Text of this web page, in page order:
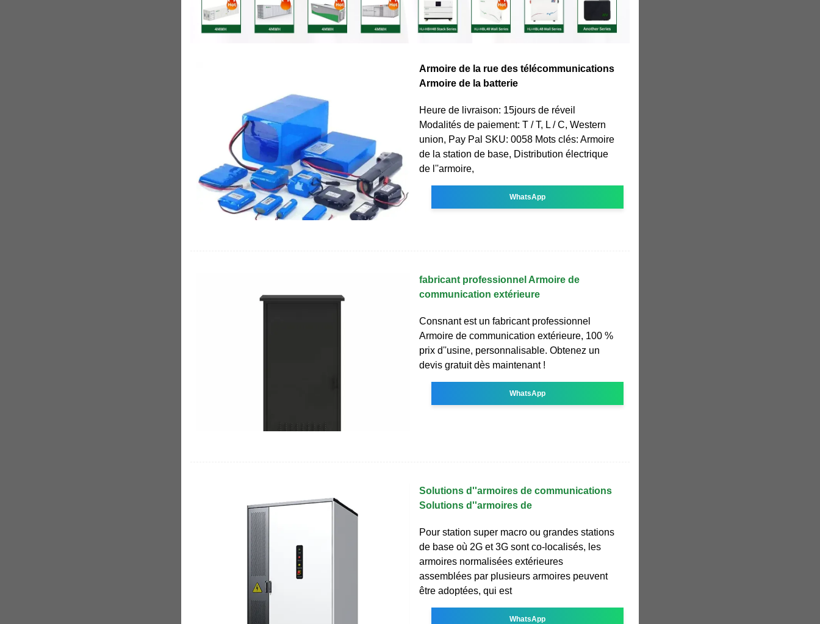
Armoire de la rue des télécommunications
Armoire de la batterie
Heure de livraison: 15jours de réveil
Modalités de paiement: T / T, L / C, Western
union, Pay Pal SKU: 0058 Mots clés: Armoire
de la station de base, Distribution électrique
de l''armoire,
WhatsApp
fabricant professionnel Armoire de
communication extérieure
Consnant est un fabricant professionnel
Armoire de communication extérieure, 100 %
prix d''usine, personnalisable. Obtenez un
devis gratuit dès maintenant !
WhatsApp
Solutions d''armoires de communications
Solutions d''armoires de
Pour station super macro ou grandes stations
de base où 2G et 3G sont co-localisés, les
armoires normalisées extérieures
assemblées par plusieurs armoires peuvent
être adoptées, qui est
WhatsApp